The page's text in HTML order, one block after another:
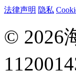
法律声明 隐私
© 2026